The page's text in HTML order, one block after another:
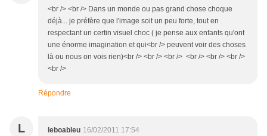
<br /> <br /> Dans un monde ou pas grand chose choque
déjà... je préfère que l'image soit un peu forte, tout en
respectant un certin visuel choc ( je pense aux enfants qu'ont
une énorme imagination et qui<br /> peuvent voir des choses
là ou nous on vois rien)<br /> <br /> <br /> <br /> <br /> <br />
<br />
Répondre
L leboableu 16/02/2011 17:54